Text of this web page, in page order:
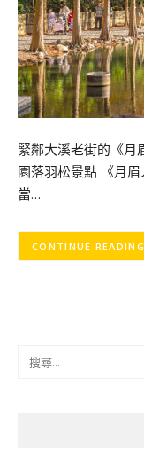
緊鄰大溪老街的《月
園落羽松景點 《月
當…
CONTINUE READING